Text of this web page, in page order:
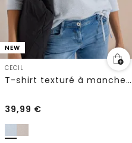
NEW
CECIL
T-shirt texturé à manches 3/4 et col rond
39,99 €